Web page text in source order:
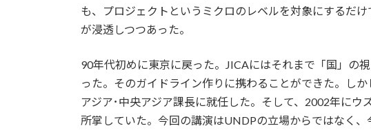
も、プロジェクトというミクロのレベルを対象にするだ
が浸透しつつあった。
90年代初めに東京に戻った。JICAにはそれまで「国」の
った。そのガイドライン作りに携わることができた。し
アジア･中央アジア課長に就任した。そして、2002年に
所掌していた。今回の講演はUNDPの立場からではなく、